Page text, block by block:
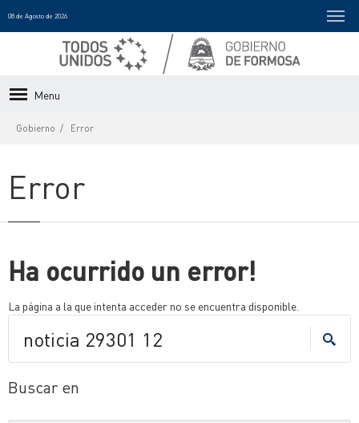
08 de Agosto de 2026
Menu
Gobierno Error
Error
Ha ocurrido un error!
La página a la que intenta acceder no se encuentra disponible.
Buscar en